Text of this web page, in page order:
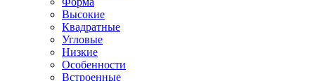
Высокие
Квадратные
Угловые
Низкие
Особенности
Встроенные